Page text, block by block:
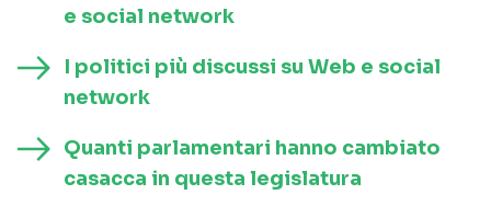
e social network
I politici più discussi su Web e social
network
Quanti parlamentari hanno cambiato
casacca in questa legislatura